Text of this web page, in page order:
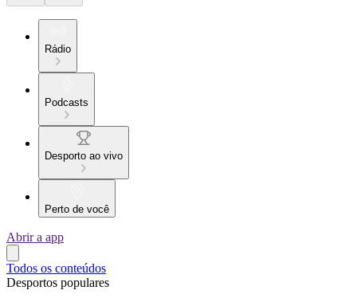
Rádio
Podcasts
Desporto ao vivo
Perto de você
Abrir a app
Todos os conteúdos
Desportos populares